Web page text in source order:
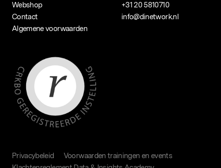
Webshop
Contact
Algemene voorwaarden
+31 20 5810710
info@dinetwork.nl
Privacybeleid
Voorwaarden trainingen en events